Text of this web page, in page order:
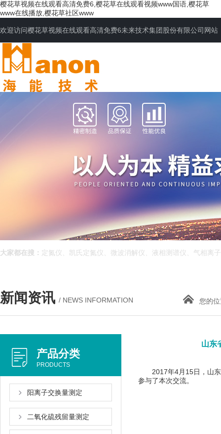
樱花草视频在线观看高清免费6,樱花草在线观看视频www国语,樱花草
www在线播放,樱花草社区www
欢迎访问樱花草视频在线观看高清免费6未来技术集团股份有限公司网站
网站首页
大家都在搜： 定氮仪、凯氏定氮仪、微波消解仪、液相测谱仪、气相离
新闻资讯 / NEWS INFORMATION 您的位
产品分类
PRODUCTS
阳离子交换量测定
二氧化硫残留量测定
山东
2017年4月15日，山东
参与了本次交流。